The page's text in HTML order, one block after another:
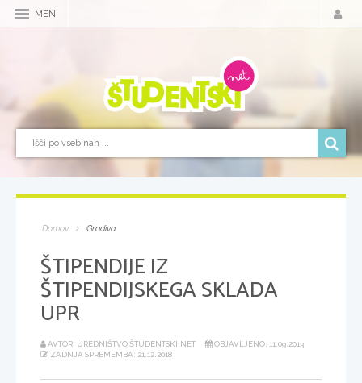
MENI
Domov Gradiva
ŠTIPENDIJE IZ
ŠTIPENDIJSKEGA SKLADA
UPR
AVTOR: UREDNIŠTVO ŠTUDENTSKI.NET
OBJAVLJENO: 11.09.2013
ZADNJA SPREMEMBA: 21.12.2018